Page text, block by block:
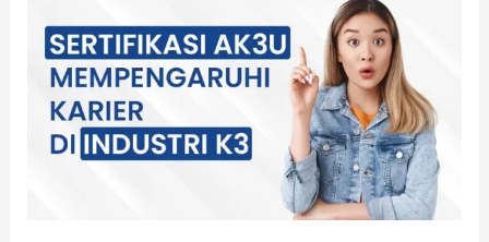
AK3U
Mempengaruhi
Karier
Industri